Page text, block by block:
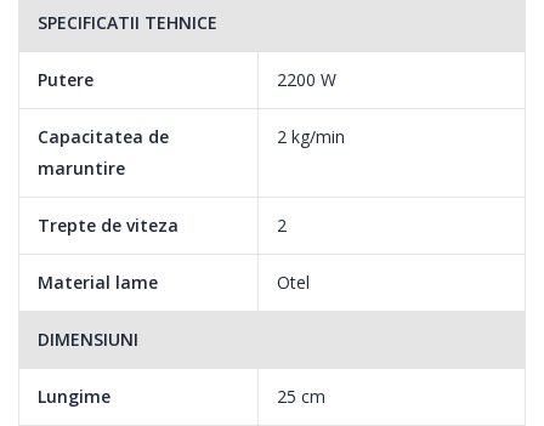
SPECIFICATII TEHNICE
Putere 2200 W
Capacitatea de
maruntire
2 kg/min
Trepte de viteza 2
Material lame Otel
DIMENSIUNI
Lungime 25 cm